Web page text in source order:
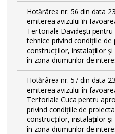
Hotărârea nr. 56 din data
emiterea avizului în
Teritoriale Davidești
tehnice privind condiţiile
construcţiilor, instalaţiilor
în zona drumurilor de
Hotărârea nr. 57 din data
emiterea avizului în
Teritoriale Cuca pentru
privind condiţiile de
construcţiilor, instalaţiilor
în zona drumurilor de